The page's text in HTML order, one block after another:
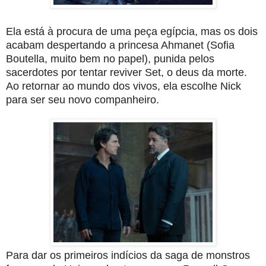
Ela está à procura de uma peça egípcia, mas os dois
acabam despertando a princesa Ahmanet (Sofia
Boutella, muito bem no papel), punida pelos
sacerdotes por tentar reviver Set, o deus da morte.
Ao retornar ao mundo dos vivos, ela escolhe Nick
para ser seu novo companheiro.
Para dar os primeiros indícios da saga de monstros